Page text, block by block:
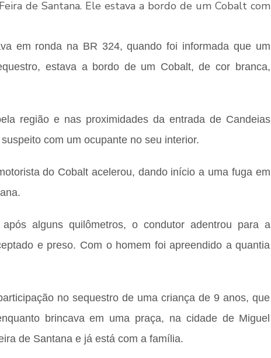
de Santana. Ele estava a bordo de um Cobalt com
em ronda na BR 324, quando foi informada que um
estava a bordo de um Cobalt, de cor branca,
região e nas proximidades da entrada de Candeias
com um ocupante no seu interior.
do Cobalt acelerou, dando início a uma fuga em
alguns quilômetros, o condutor adentrou para a
e preso. Com o homem foi apreendido a quantia
no sequestro de uma criança de 9 anos, que
brincava em uma praça, na cidade de Miguel
de Santana e já está com a família.